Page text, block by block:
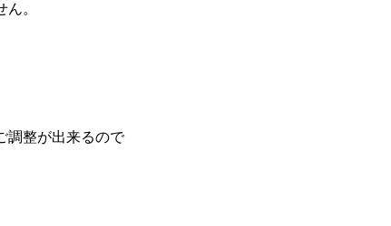
。
調整が出来るので